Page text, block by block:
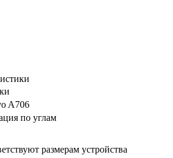
A706
по углам
размерам устройства